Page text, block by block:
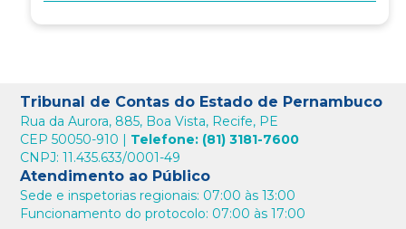
Tribunal de Contas do Estado de Pernambuco
Rua da Aurora, 885, Boa Vista, Recife, PE
CEP 50050-910 | Telefone: (81) 3181-7600
CNPJ: 11.435.633/0001-49
Atendimento ao Público
Sede e inspetorias regionais: 07:00 às 13:00
Funcionamento do protocolo: 07:00 às 17:00